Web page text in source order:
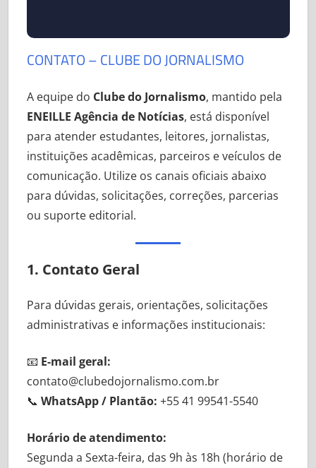
ganham
real,
mentoria,
portfólio
validado
e
experiência
CONTATO – CLUBE DO JORNALISMO
A equipe do Clube do Jornalismo, mantido pela
ENEILLE Agência de Notícias, está disponível
para atender estudantes, leitores, jornalistas,
instituições acadêmicas, parceiros e veículos de
comunicação. Utilize os canais oficiais abaixo
para dúvidas, solicitações, correções, parcerias
ou suporte editorial.
1. Contato Geral
Para dúvidas gerais, orientações, solicitações
administrativas e informações institucionais:
📧 E-mail geral:
contato@clubedojornalismo.com.br
📞 WhatsApp / Plantão: +55 41 99541-5540
Horário de atendimento:
Segunda a Sexta-feira, das 9h às 18h (horário de